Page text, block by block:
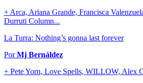
+ Arca, Ariana Grande, Francisca
Durruti Column...
La Turra: Nothing’s gonna last forever
PorMj Bernáldez
+ Pete Yorn, Love Spells, WILLOW, Alex